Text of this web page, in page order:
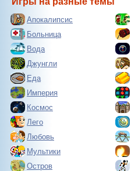
Апокалипсис
Больница
Вода
Джунгли
Еда
Империя
Космос
Лего
Любовь
Мультики
Остров